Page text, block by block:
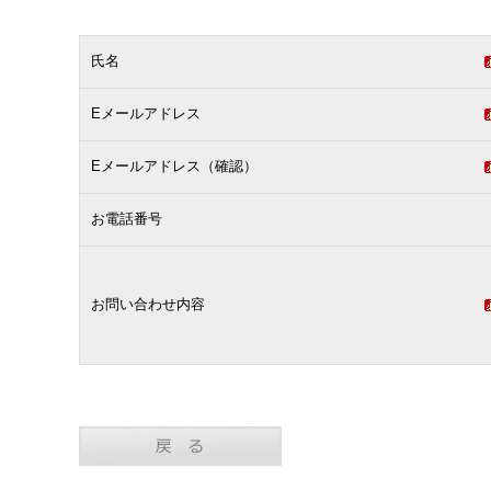
氏名
Eメールアドレス
Eメールアドレス（確認）
お電話番号
お問い合わせ内容